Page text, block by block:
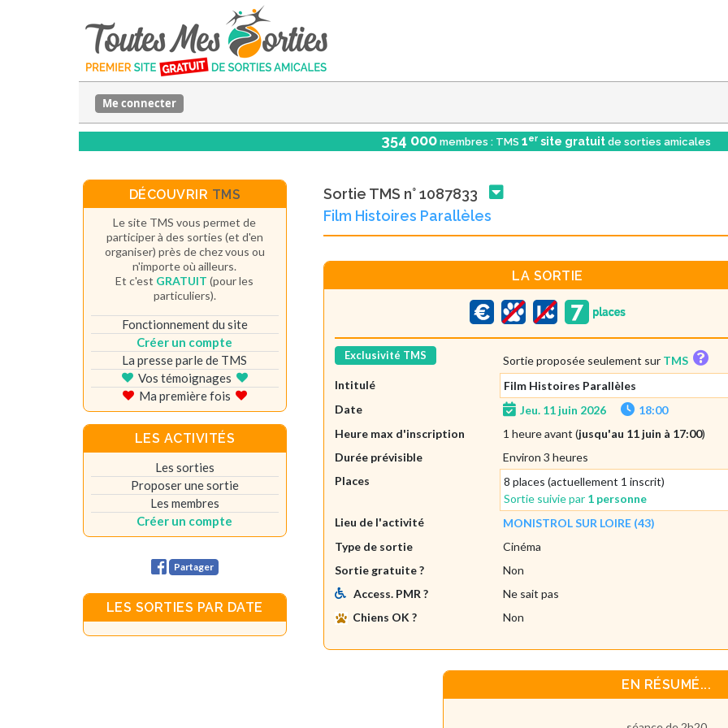
Me connecter
354 000 membres : TMS 1er site gratuit de sorties amicales
Sortie TMS n° 1087833
Film Histoires Parallèles
LA SORTIE
Exclusivité TMS Sortie proposée seulement sur TMS
Intitulé
Film Histoires Parallèles
Date
Jeu. 11 juin 2026
18:00
Heure max d'inscription
1 heure avant (jusqu'au 11 juin à 17:00)
Durée prévisible
Environ 3 heures
Places
8 places (actuellement 1 inscrit)
Sortie suivie par 1 personne
Lieu de l'activité
MONISTROL SUR LOIRE (43)
Type de sortie
Cinéma
Sortie gratuite ?
Non
Access. PMR ?
Ne sait pas
Chiens OK ?
Non
EN RÉSUMÉ...
DÉCOUVRIR TMS
Le site TMS vous permet de
participer à des sorties (et d'en
organiser) près de chez vous ou
n'importe où ailleurs.
Et c'est GRATUIT (pour les
particuliers).
Fonctionnement du site
Créer un compte
La presse parle de TMS
Vos témoignages
Ma première fois
LES ACTIVITÉS
Les sorties
Proposer une sortie
Les membres
Créer un compte
Partager
LES SORTIES PAR DATE